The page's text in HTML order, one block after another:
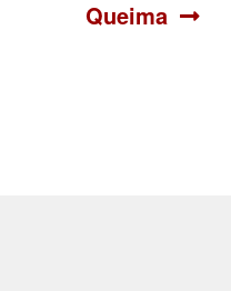
Queima